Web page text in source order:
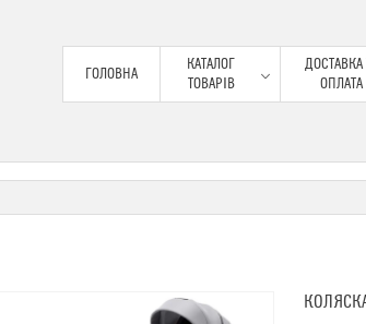
ГОЛОВНА
КАТАЛОГ
ТОВАРІВ
ДОСТАВКА
ОПЛАТА
КОЛЯСКА